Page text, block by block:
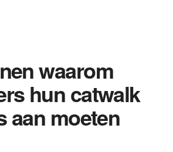
waarom
hun catwalk
aan moeten